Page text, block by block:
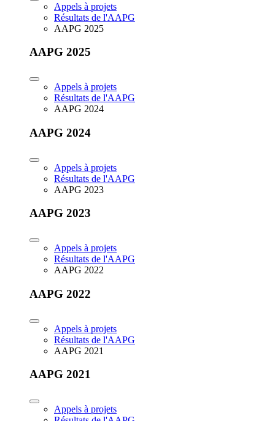
Appels à projets
Résultats de l'AAPG
AAPG 2025
AAPG 2025
Appels à projets
Résultats de l'AAPG
AAPG 2024
AAPG 2024
Appels à projets
Résultats de l'AAPG
AAPG 2023
AAPG 2023
Appels à projets
Résultats de l'AAPG
AAPG 2022
AAPG 2022
Appels à projets
Résultats de l'AAPG
AAPG 2021
AAPG 2021
Appels à projets